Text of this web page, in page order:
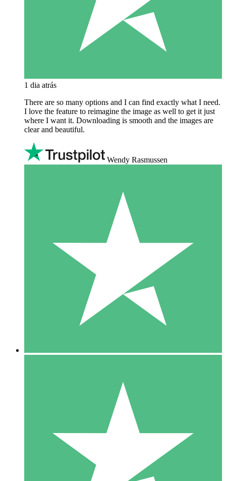
1 dia atrás
There are so many options and I can find exactly what I need.
I love the feature to reimagine the image as well to get it just
where I want it. Downloading is smooth and the images are
clear and beautiful.
Wendy Rasmussen